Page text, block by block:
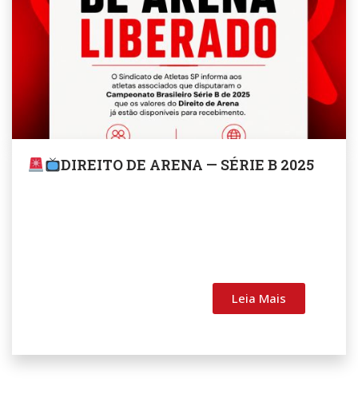
DIREITO DE ARENA — SÉRIE B 2025
Leia Mais